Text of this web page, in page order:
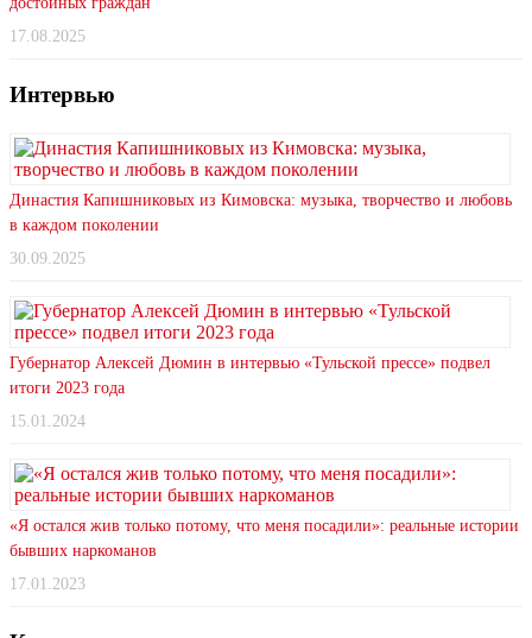
17.08.2025
Интервью
Династия Капишниковых из Кимовска: музыка, творчество и любовь
в каждом поколении
30.09.2025
Губернатор Алексей Дюмин в интервью «Тульской прессе» подвел
итоги 2023 года
15.01.2024
«Я остался жив только потому, что меня посадили»: реальные истории
бывших наркоманов
17.01.2023